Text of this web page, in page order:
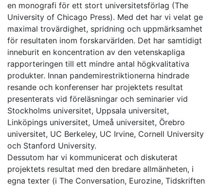
en monografi för ett stort universitetsförlag (The
University of Chicago Press). Med det har vi velat ge
maximal trovärdighet, spridning och uppmärksamhet
för resultaten inom forskarvärlden. Det har samtidigt
inneburit en koncentration av den vetenskapliga
rapporteringen till ett mindre antal högkvalitativa
produkter. Innan pandemirestriktionerna hindrade
resande och konferenser har projektets resultat
presenterats vid föreläsningar och seminarier vid
Stockholms universitet, Uppsala universitet,
Linköpings universitet, Umeå universitet, Örebro
universitet, UC Berkeley, UC Irvine, Cornell University
och Stanford University.
Dessutom har vi kommunicerat och diskuterat
projektets resultat med den bredare allmänheten, i
egna texter (i The Conversation, Eurozine, Tidskriften